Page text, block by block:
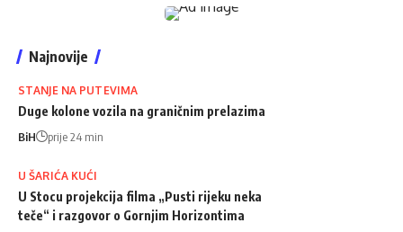
Najnovije
STANJE NA PUTEVIMA
Duge kolone vozila na graničnim prelazima
BiH prije 24 min
U ŠARIĆA KUĆI
U Stocu projekcija filma „Pusti rijeku neka
teče“ i razgovor o Gornjim Horizontima